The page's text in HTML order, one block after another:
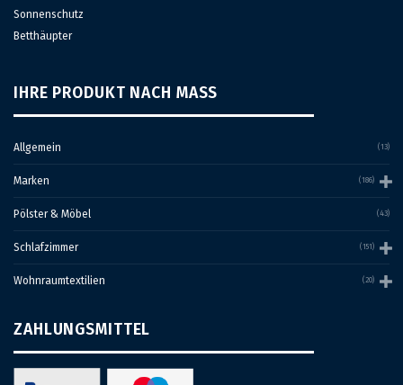
Sonnenschutz
Betthäupter
IHRE PRODUKT NACH MASS
Allgemein (13)
Marken (186)
Pölster & Möbel (43)
Schlafzimmer (151)
Wohnraumtextilien (20)
ZAHLUNGSMITTEL